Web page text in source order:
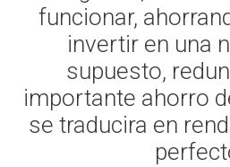
funcionar,
invertir en una
supuesto,
importante ahorro
se traducira en